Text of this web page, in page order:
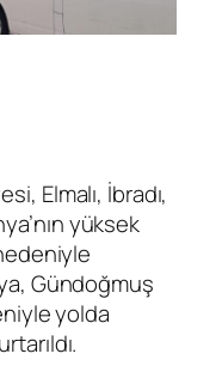
Elmalı, İbradı,
yüksek
Gündoğmuş
yolda